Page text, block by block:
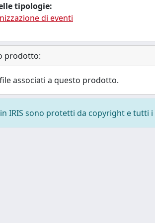
tipologie:
di eventi
prodotto:
associati a questo prodotto.
IRIS sono protetti da copyright e tutti